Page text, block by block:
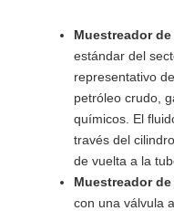
Muestreador
estándar del
representativo
petróleo crudo,
químicos. El
través del
de vuelta a la
Muestreador
con una válvula